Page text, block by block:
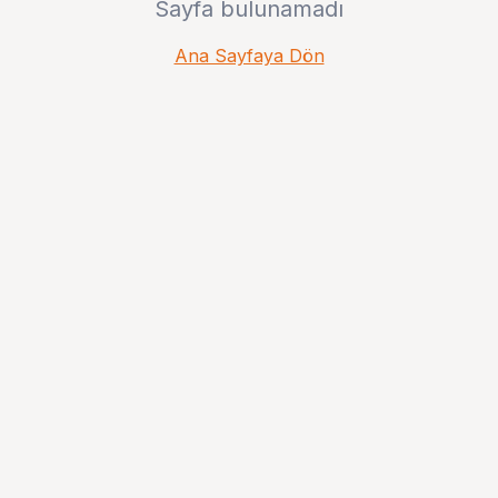
Sayfa bulunamadı
Ana Sayfaya Dön